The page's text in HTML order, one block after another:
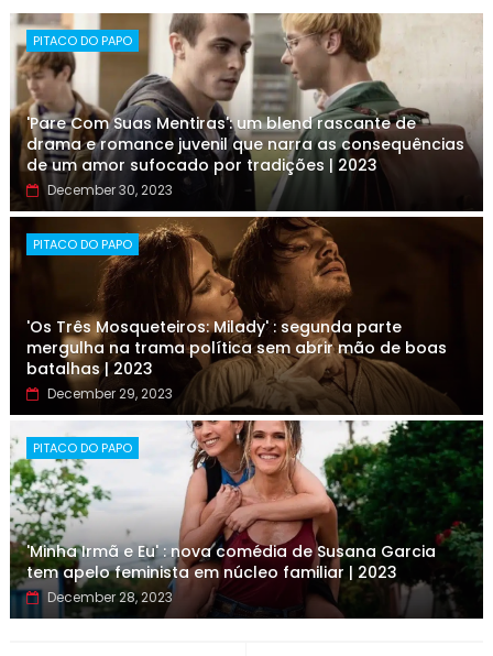
PITACO DO PAPO
'Pare Com Suas Mentiras': um blend rascante de
drama e romance juvenil que narra as consequências
de um amor sufocado por tradições | 2023
December 30, 2023
PITACO DO PAPO
'Os Três Mosqueteiros: Milady' : segunda parte
mergulha na trama política sem abrir mão de boas
batalhas | 2023
December 29, 2023
PITACO DO PAPO
'Minha Irmã e Eu' : nova comédia de Susana Garcia
tem apelo feminista em núcleo familiar | 2023
December 28, 2023